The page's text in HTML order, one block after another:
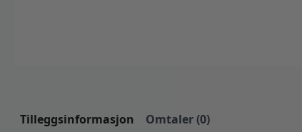
Tilleggsinformasjon Omtaler (0)